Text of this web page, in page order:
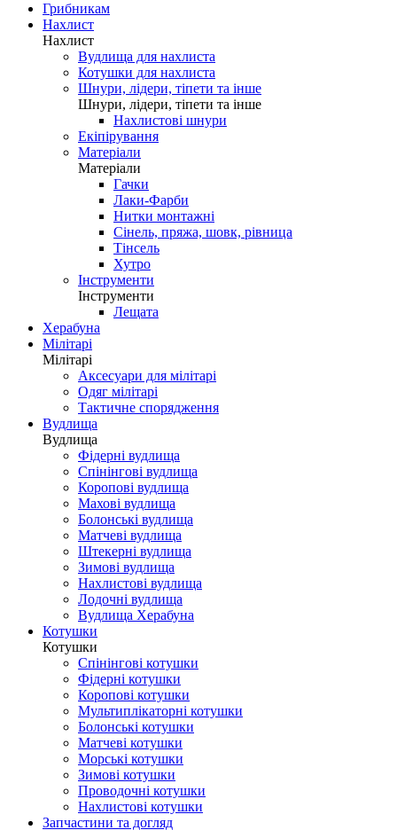
Грибникам
Нахлист
Нахлист
Вудлища для нахлиста
Котушки для нахлиста
Шнури, лідери, тіпети та інше
Шнури, лідери, тіпети та інше
Нахлистові шнури
Екіпірування
Матеріали
Матеріали
Гачки
Лаки-Фарби
Нитки монтажні
Сінель, пряжа, шовк, рівница
Тінсель
Хутро
Інструменти
Інструменти
Лещата
Херабуна
Мілітарі
Мілітарі
Аксесуари для мілітарі
Одяг мілітарі
Тактичне спорядження
Вудлища
Вудлища
Фідерні вудлища
Спінінгові вудлища
Коропові вудлища
Махові вудлища
Болонські вудлища
Матчеві вудлища
Штекерні вудлища
Зимові вудлища
Нахлистові вудлища
Лодочні вудлища
Вудлища Херабуна
Котушки
Котушки
Спінінгові котушки
Фідерні котушки
Коропові котушки
Мультиплікаторні котушки
Болонські котушки
Матчеві котушки
Морські котушки
Зимові котушки
Проводочні котушки
Нахлистові котушки
Запчастини та догляд